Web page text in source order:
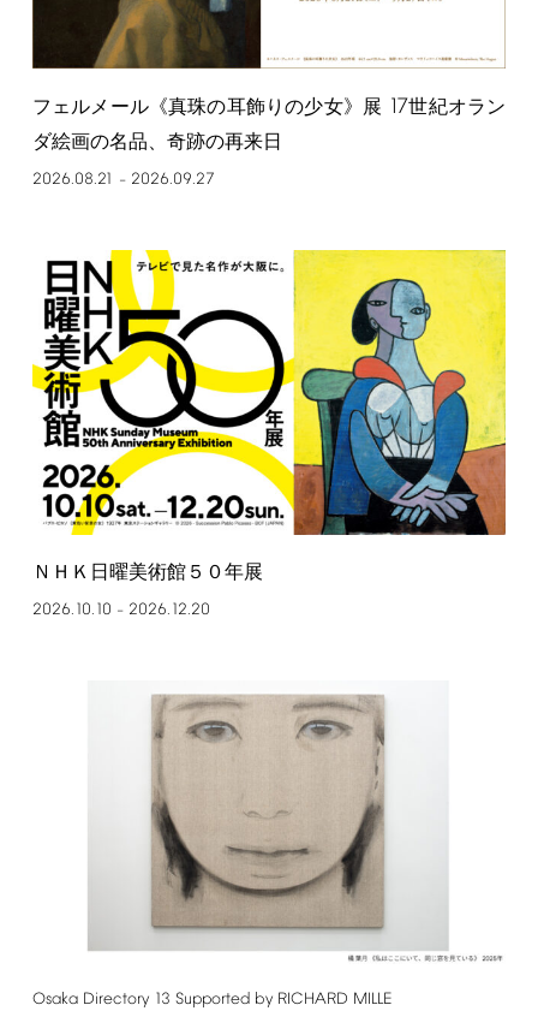
フェルメール《真珠の耳飾りの少女》展 17世紀オラン
ダ絵画の名品、奇跡の再来日
2026.08.21 – 2026.09.27
ＮＨＫ日曜美術館５０年展
2026.10.10 – 2026.12.20
Osaka Directory 13 Supported by RICHARD MILLE